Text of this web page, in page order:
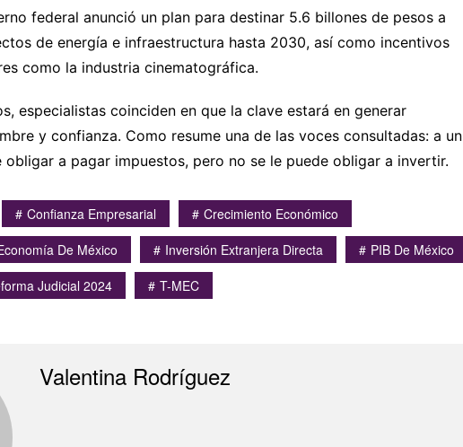
federal anunció un plan para destinar 5.6 billones de pesos a
de energía e infraestructura hasta 2030, así como incentivos
como la industria cinematográfica.
especialistas coinciden en que la clave estará en generar
y confianza. Como resume una de las voces consultadas: a un
obligar a pagar impuestos, pero no se le puede obligar a invertir.
Confianza Empresarial
Crecimiento Económico
De México Inversión Extranjera Directa
PIB De México
Judicial 2024 T-MEC
Valentina Rodríguez